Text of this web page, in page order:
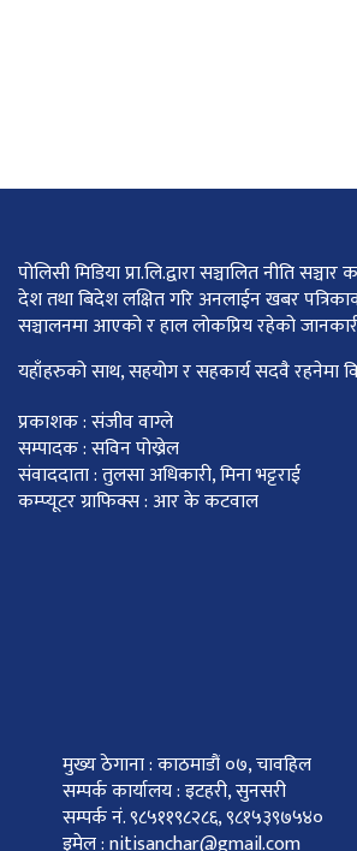
पोलिसी मिडिया प्रा.लि.द्वारा सञ्चालित नीति
देश तथा बिदेश लक्षित गरि अनलाईन खबर
सञ्चालनमा आएको र हाल लोकप्रिय रहेको
यहाँहरुको साथ, सहयोग र सहकार्य सदवै रहनेमा
प्रकाशक : संजीव वाग्ले
सम्पादक : सविन पोख्रेल
संवाददाता : तुलसा अधिकारी, मिना भट्टराई
कम्प्यूटर ग्राफिक्स : आर के कटवाल
मुख्य ठेगाना : काठमाडौं ०७, चावहिल
सम्पर्क कार्यालय : इटहरी, सुनसरी
सम्पर्क नं. ९८५११९८२८६, ९८१५३९७५४०
इमेल : nitisanchar@gmail.com